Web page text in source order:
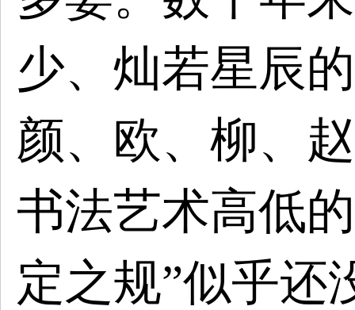
少、灿若星辰
颜、欧、柳、
书法艺术高低
定之规”似乎还